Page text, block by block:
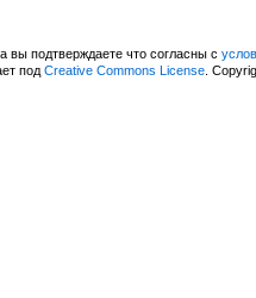
вы подтверждаете что согласны с
под Creative Commons License.